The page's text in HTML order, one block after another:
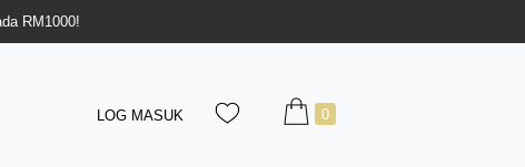
RM1000!
LOG MASUK 0